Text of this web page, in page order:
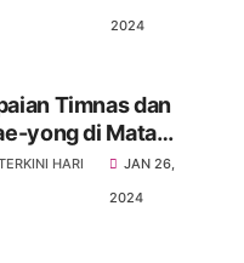
Saat Hendak
2024
Timnas dan
yong di Mata
Persib
HARI
JAN 26,
2024